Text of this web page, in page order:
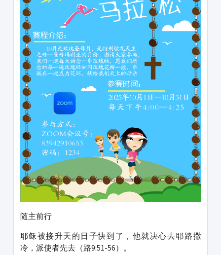
随主前行
耶稣被接升天的日子快到了，他就决心去耶路撒
冷，派使者先去（路9:51-56）。